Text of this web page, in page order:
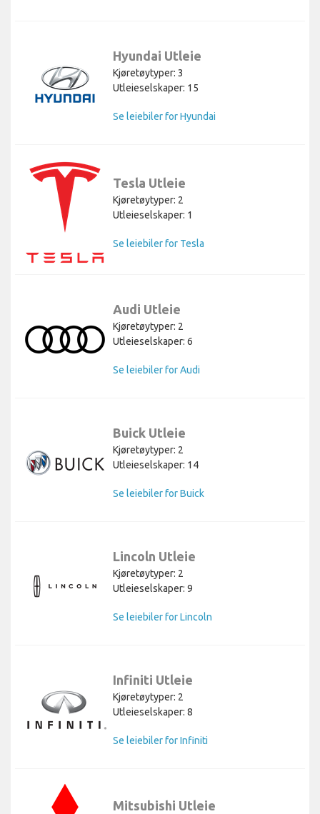
Hyundai Utleie
Kjøretøytyper: 3
Utleieselskaper: 15
Se leiebiler for Hyundai
Tesla Utleie
Kjøretøytyper: 2
Utleieselskaper: 1
Se leiebiler for Tesla
Audi Utleie
Kjøretøytyper: 2
Utleieselskaper: 6
Se leiebiler for Audi
Buick Utleie
Kjøretøytyper: 2
Utleieselskaper: 14
Se leiebiler for Buick
Lincoln Utleie
Kjøretøytyper: 2
Utleieselskaper: 9
Se leiebiler for Lincoln
Infiniti Utleie
Kjøretøytyper: 2
Utleieselskaper: 8
Se leiebiler for Infiniti
Mitsubishi Utleie